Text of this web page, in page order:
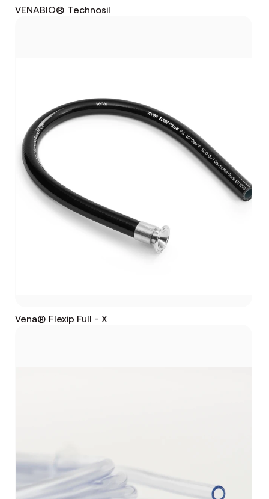
VENABIO® Technosil
Vena® Flexip Full - X